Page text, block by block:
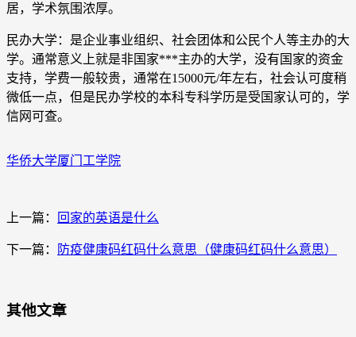
居，学术氛围浓厚。
民办大学：是企业事业组织、社会团体和公民个人等主办的大
学。通常意义上就是非国家***主办的大学，没有国家的资金
支持，学费一般较贵，通常在15000元/年左右，社会认可度稍
微低一点，但是民办学校的本科专科学历是受国家认可的，学
信网可查。
华侨大学厦门工学院
上一篇： 回家的英语是什么
下一篇： 防疫健康码红码什么意思（健康码红码什么意思）
其他文章